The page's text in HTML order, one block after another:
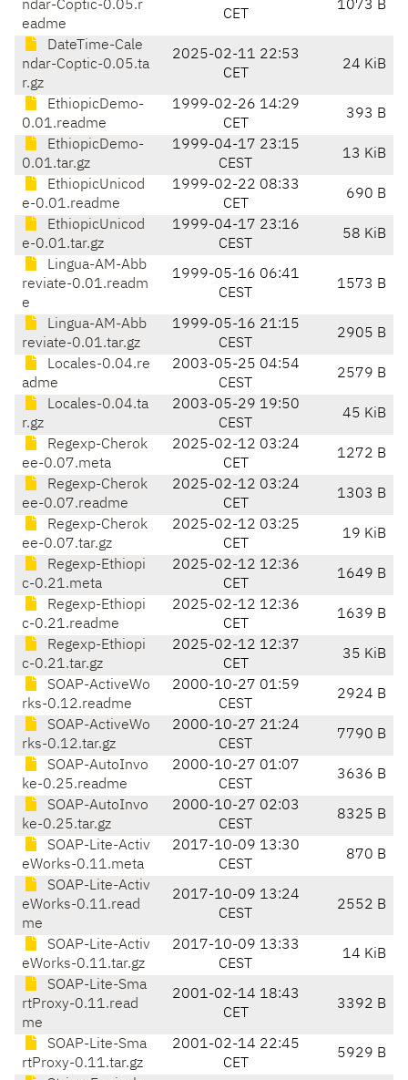
ndar-Coptic-0.05.r
eadme
CET
1073 B
DateTime-Cale
ndar-Coptic-0.05.ta
r.gz
2025-02-11 22:53
CET
24 KiB
EthiopicDemo-
0.01.readme
1999-02-26 14:29
CET
393 B
EthiopicDemo-
0.01.tar.gz
1999-04-17 23:15
CEST
13 KiB
EthiopicUnicod
e-0.01.readme
1999-02-22 08:33
CET
690 B
EthiopicUnicod
e-0.01.tar.gz
1999-04-17 23:16
CEST
58 KiB
Lingua-AM-Abb
reviate-0.01.readm
e
1999-05-16 06:41
CEST
1573 B
Lingua-AM-Abb
reviate-0.01.tar.gz
1999-05-16 21:15
CEST
2905 B
Locales-0.04.re
adme
2003-05-25 04:54
CEST
2579 B
Locales-0.04.ta
r.gz
2003-05-29 19:50
CEST
45 KiB
Regexp-Cherok
ee-0.07.meta
2025-02-12 03:24
CET
1272 B
Regexp-Cherok
ee-0.07.readme
2025-02-12 03:24
CET
1303 B
Regexp-Cherok
ee-0.07.tar.gz
2025-02-12 03:25
CET
19 KiB
Regexp-Ethiopi
c-0.21.meta
2025-02-12 12:36
CET
1649 B
Regexp-Ethiopi
c-0.21.readme
2025-02-12 12:36
CET
1639 B
Regexp-Ethiopi
c-0.21.tar.gz
2025-02-12 12:37
CET
35 KiB
SOAP-ActiveWo
rks-0.12.readme
2000-10-27 01:59
CEST
2924 B
SOAP-ActiveWo
rks-0.12.tar.gz
2000-10-27 21:24
CEST
7790 B
SOAP-AutoInvo
ke-0.25.readme
2000-10-27 01:07
CEST
3636 B
SOAP-AutoInvo
ke-0.25.tar.gz
2000-10-27 02:03
CEST
8325 B
SOAP-Lite-Activ
eWorks-0.11.meta
2017-10-09 13:30
CEST
870 B
SOAP-Lite-Activ
eWorks-0.11.read
me
2017-10-09 13:24
CEST
2552 B
SOAP-Lite-Activ
eWorks-0.11.tar.gz
2017-10-09 13:33
CEST
14 KiB
SOAP-Lite-Sma
rtProxy-0.11.read
me
2001-02-14 18:43
CET
3392 B
SOAP-Lite-Sma
rtProxy-0.11.tar.gz
2001-02-14 22:45
CET
5929 B